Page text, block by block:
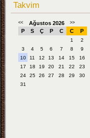
Takvim
<< Ağustos 2026 >>
P S Ç P C C P
1
2
3
4 5 6 7 8
9
10
11 12 13 14 15
16
17
18 19 20 21 22
23
24
25 26 27 28 29
30
31